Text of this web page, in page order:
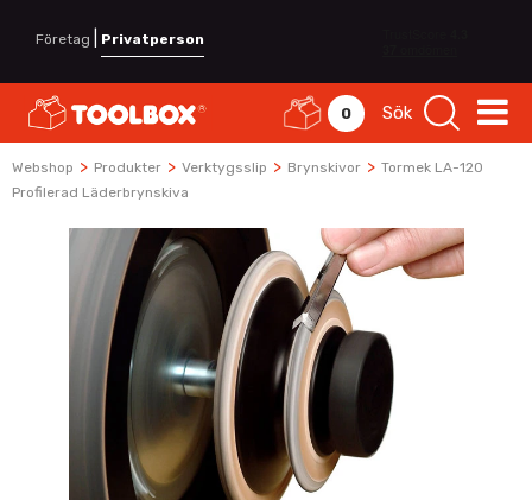
Företag Privatperson
0 Sök
Webshop > Produkter > Verktygsslip > Brynskivor > Tormek LA-120
Profilerad Läderbrynskiva